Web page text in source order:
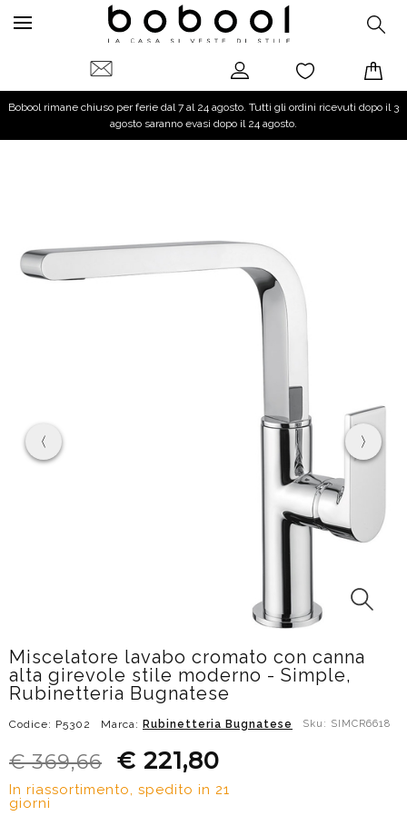
Bobool rimane chiuso per ferie dal 7 al 24 agosto. Tutti gli ordini ricevuti dopo il 3
agosto saranno evasi dopo il 24 agosto.
Miscelatore lavabo cromato con canna
alta girevole stile moderno - Simple,
Rubinetteria Bugnatese
Codice: P5302 Marca: Rubinetteria Bugnatese Sku: SIMCR6618
€ 369,66 € 221,80
In riassortimento, spedito in 21
giorni